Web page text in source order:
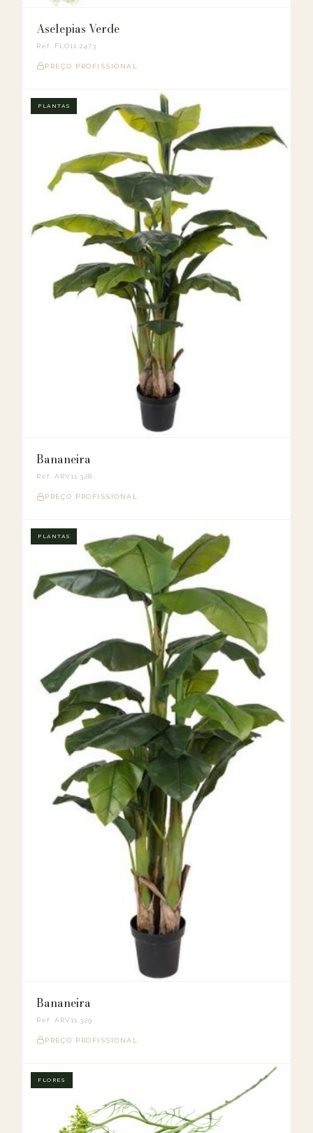
Aselepias Verde
Ref. FLO11.2473
PREÇO PROFISSIONAL
PLANTAS
Bananeira
Ref. ARV11.328
PREÇO PROFISSIONAL
PLANTAS
Bananeira
Ref. ARV11.329
PREÇO PROFISSIONAL
FLORES